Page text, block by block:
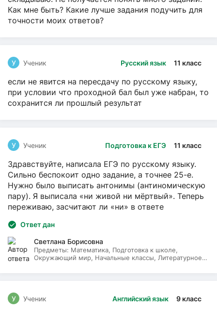
Как мне быть? Какие лучше задания подучить для
точности моих ответов?
Русский язык 11 класс
У Ученик
если не явится на пересдачу по русскому языку,
при условии что проходной бал был уже набран, то
сохранится ли прошлый результат
Подготовка к ЕГЭ 11 класс
У Ученик
Здравствуйте, написала ЕГЭ по русскому языку.
Сильно беспокоит одно задание, а точнее 25-е.
Нужно было выписать антонимы (антиномическую
пару). Я выписала «ни живой ни мёртвый». Теперь
переживаю, засчитают ли «ни» в ответе
Ответ дан
Светлана Борисовна
Предметы: Математика, Подготовка к школе,
Окружающий мир, Начальные классы, Литературное
Английский язык 9 класс
У Ученик